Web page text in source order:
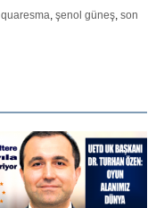
quaresma, şenol güneş, son